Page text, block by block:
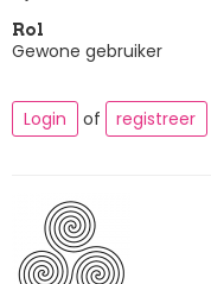
Rol
Gewone gebruiker
Login of registreer